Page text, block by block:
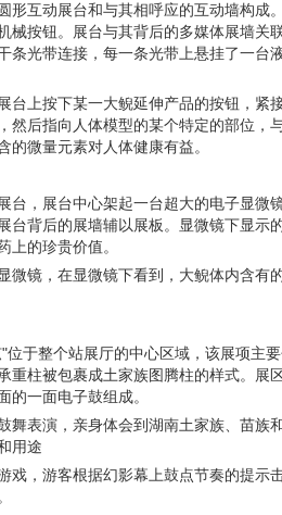
形互动展台和与其相呼应的互动墙构成
械按钮。展台与其背后的多媒体展墙关
条光带连接，每一条光带上悬挂了一台
台上按下某一大鲵延伸产品的按钮，紧
然后指向人体模型的某个特定的部位，
的微量元素对人体健康有益。
台，展台中心架起一台超大的电子显微
台背后的展墙辅以展板。显微镜下显示
上的珍贵价值。
微镜，在显微镜下看到，大鲵体内含有
位于整个站展厅的中心区域，该展项主
重柱被包裹成土家族图腾柱的样式。展
的一面电子鼓组成。
舞表演，亲身体会到湖南土家族、苗族
用途
戏，游客根据幻影幕上鼓点节奏的提示